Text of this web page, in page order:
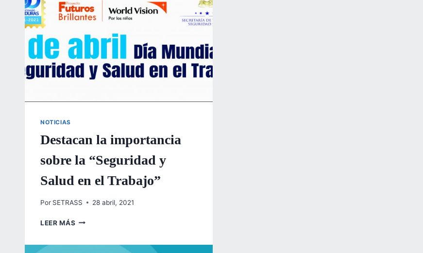
NOTICIAS
Destacan la importancia
sobre la “Seguridad y
Salud en el Trabajo”
Por SETRASS 28 abril, 2021
LEER MÁS DESTACAN